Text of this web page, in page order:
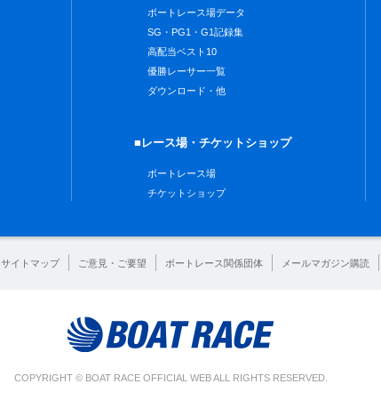
ボートレース場データ
SG・PG1・G1記録集
高配当ベスト10
優勝レーサー一覧
ダウンロード・他
■レース場・チケットショップ
ボートレース場
チケットショップ
サイトマップ ご意見・ご要望 ボートレース関係団体 メールマガジン購読
COPYRIGHT © BOAT RACE OFFICIAL WEB ALL RIGHTS RESERVED.